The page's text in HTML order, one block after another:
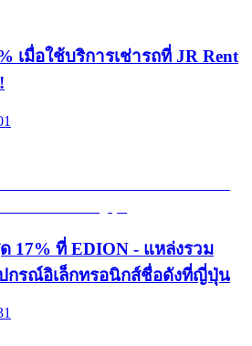
เมื่อใช้บริการเช่ารถที่ JR Rent
17% ที่ EDION - แหล่งรวม
กรณ์อิเล็กทรอนิกส์ชื่อดังที่ญี่ปุ่น